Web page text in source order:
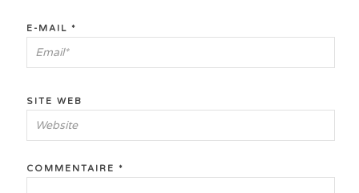
E-MAIL *
SITE WEB
COMMENTAIRE *